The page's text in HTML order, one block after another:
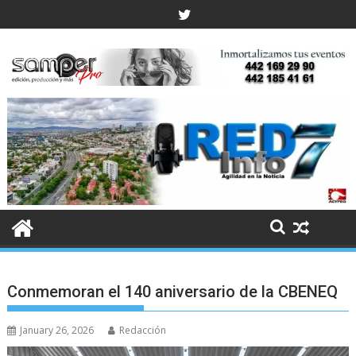
to
Conmemoran el 140 aniversario de la CBENEQ
January 26, 2026 Redacción